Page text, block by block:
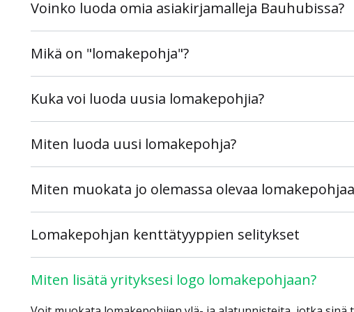
Voinko luoda omia asiakirjamalleja Bauhubissa?
Mikä on "lomakepohja"?
Kuka voi luoda uusia lomakepohjia?
Miten luoda uusi lomakepohja?
Miten muokata jo olemassa olevaa
Lomakepohjan kenttätyyppien selitykset
Miten lisätä yrityksesi logo lomakepohjaan?